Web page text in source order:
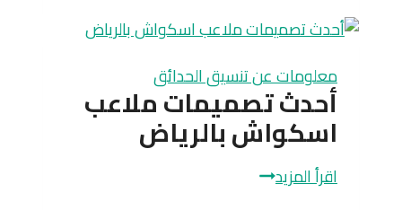
شبكات
الري
بالفقاعات
في
الرياض
معلومات عن تنسيق الحدائق
أحدث تصميمات ملاعب
اسكواش بالرياض
اقرأ المزيدأحدث